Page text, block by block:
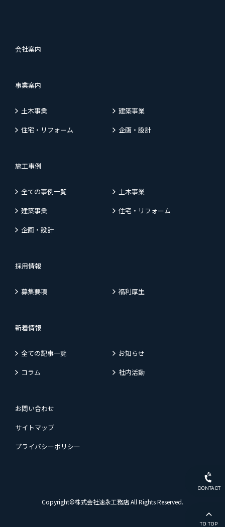
CONTACT
TO TOP
会社案内
事業案内
土木事業
建築事業
住宅・リフォーム
企画・設計
施工事例
全ての事例一覧
土木事業
建築事業
住宅・リフォーム
企画・設計
採用情報
募集要項 福利厚生
新着情報
全ての記事一覧
お知らせ
コラム
社内活動
お問い合わせ
サイトマップ
プライバシーポリシー
Copyright©株式会社速永工務店 All Rights Reserved.